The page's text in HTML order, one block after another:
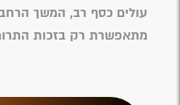
עולים כסף רב, המשך
מתאפשרת רק בזכות